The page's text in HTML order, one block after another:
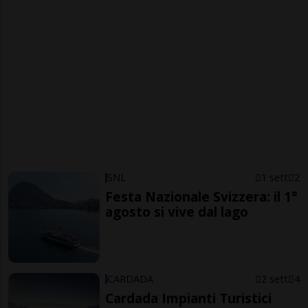
SNL 1 sett 2
Festa Nazionale Svizzera: il 1°
agosto si vive dal lago
CARDADA 2 sett 4
Cardada Impianti Turistici